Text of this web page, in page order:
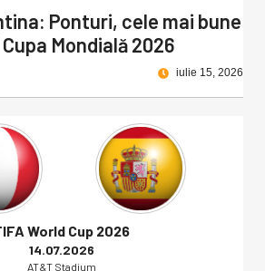
Ponturi, cele mai bune
Mondială 2026
iulie 15, 2026
World Cup 2026
14.07.2026
AT&T Stadium